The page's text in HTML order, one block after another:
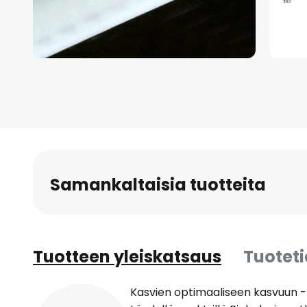
gallery
Samankaltaisia tuotteita
Tuotteen yleiskatsaus
Kasvien optimaaliseen kasvuun